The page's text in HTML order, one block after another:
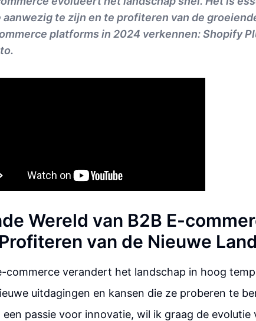
te zijn en te profiteren van de
platforms in 2024 verkennen: Shopify
Wereld van B2B E-
van de Nieuwe
commerce verandert het landschap in hoog
uitdagingen en kansen die ze proberen te
passie voor innovatie, wil ik graag de evolutie